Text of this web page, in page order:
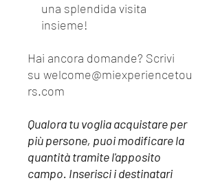
una splendida visita
insieme!
Hai ancora domande? Scrivi
su welcome@miexperiencetou
rs.com
Qualora tu voglia acquistare per
più persone, puoi modificare la
quantità tramite l'apposito
campo. Inserisci i destinatari